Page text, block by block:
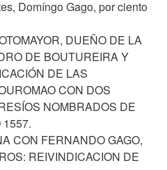
Domíngo Gago, por ciento
DUEÑO DE LA
DE BOUTUREIRA Y
DE LAS
CON DOS
NOMBRADOS DE
CON FERNANDO GAGO,
REIVINDICACION DE